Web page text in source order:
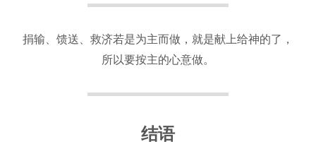
捐输、馈送、救济若是为主而做，就是献上给神的了，
所以要按主的心意做。
结语